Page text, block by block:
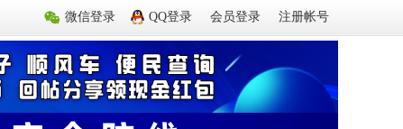
微信登录 QQ登录 会员登录 注册帐号